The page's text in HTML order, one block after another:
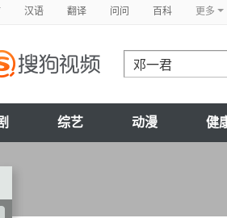
汉语 翻译 问问 百科 更多
综艺 动漫 健